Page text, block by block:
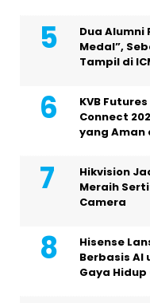
Dua Alumni
Medal”,
Tampil di
KVB
Connect
yang Aman
Hikvision
Meraih
Camera
Hisense
Berbasis AI
Gaya Hidup